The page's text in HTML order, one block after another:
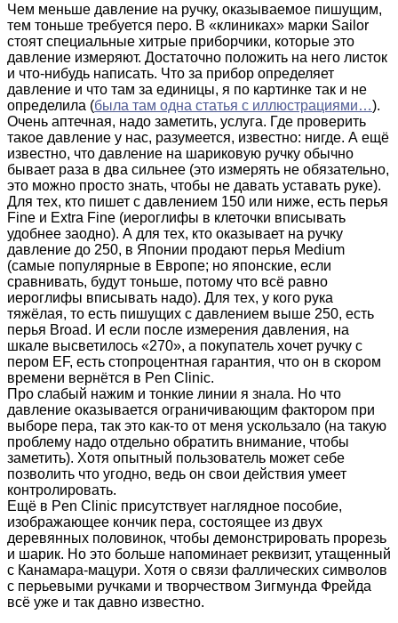
Чем меньше давление на ручку, оказываемое пишущим,
тем тоньше требуется перо. В «клиниках» марки Sailor
стоят специальные хитрые приборчики, которые это
давление измеряют. Достаточно положить на него листок
и что-нибудь написать. Что за прибор определяет
давление и что там за единицы, я по картинке так и не
определила (была там одна статья с иллюстрациями…).
Очень аптечная, надо заметить, услуга. Где проверить
такое давление у нас, разумеется, известно: нигде. А ещё
известно, что давление на шариковую ручку обычно
бывает раза в два сильнее (это измерять не обязательно,
это можно просто знать, чтобы не давать уставать руке).
Для тех, кто пишет с давлением 150 или ниже, есть перья
Fine и Extra Fine (иероглифы в клеточки вписывать
удобнее заодно). А для тех, кто оказывает на ручку
давление до 250, в Японии продают перья Medium
(самые популярные в Европе; но японские, если
сравнивать, будут тоньше, потому что всё равно
иероглифы вписывать надо). Для тех, у кого рука
тяжёлая, то есть пишущих с давлением выше 250, есть
перья Broad. И если после измерения давления, на
шкале высветилось «270», а покупатель хочет ручку с
пером EF, есть стопроцентная гарантия, что он в скором
времени вернётся в Pen Clinic.
Про слабый нажим и тонкие линии я знала. Но что
давление оказывается ограничивающим фактором при
выборе пера, так это как-то от меня ускользало (на такую
проблему надо отдельно обратить внимание, чтобы
заметить). Хотя опытный пользователь может себе
позволить что угодно, ведь он свои действия умеет
контролировать.
Ещё в Pen Clinic присутствует наглядное пособие,
изображающее кончик пера, состоящее из двух
деревянных половинок, чтобы демонстрировать прорезь
и шарик. Но это больше напоминает реквизит, утащенный
с Канамара-мацури. Хотя о связи фаллических символов
с перьевыми ручками и творчеством Зигмунда Фрейда
всё уже и так давно известно.